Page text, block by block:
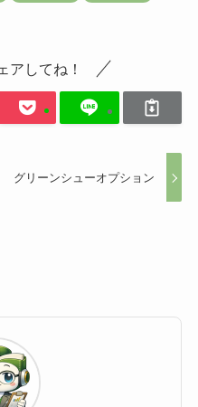
アしてね！
グリーンシューオプション